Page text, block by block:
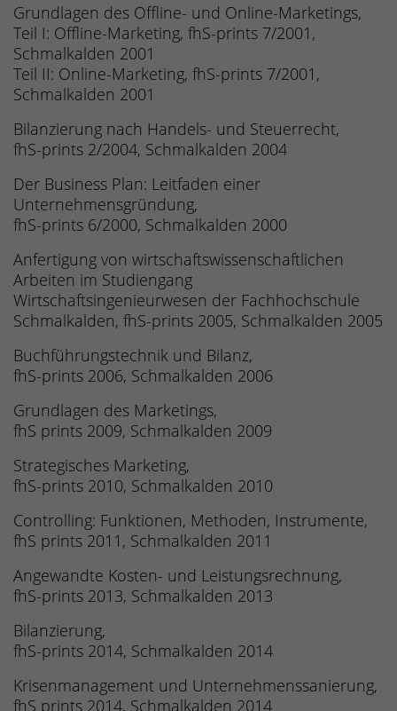
Grundlagen des Offline- und Online-Marketings,
Teil I: Offline-Marketing, fhS-prints 7/2001,
Schmalkalden 2001
Teil II: Online-Marketing, fhS-prints 7/2001,
Schmalkalden 2001
Bilanzierung nach Handels- und Steuerrecht,
fhS-prints 2/2004, Schmalkalden 2004
Der Business Plan: Leitfaden einer
Unternehmensgründung,
fhS-prints 6/2000, Schmalkalden 2000
Anfertigung von wirtschaftswissenschaftlichen
Arbeiten im Studiengang
Wirtschaftsingenieurwesen der Fachhochschule
Schmalkalden, fhS-prints 2005, Schmalkalden 2005
Buchführungstechnik und Bilanz,
fhS-prints 2006, Schmalkalden 2006
Grundlagen des Marketings,
fhS prints 2009, Schmalkalden 2009
Strategisches Marketing,
fhS-prints 2010, Schmalkalden 2010
Controlling: Funktionen, Methoden, Instrumente,
fhS prints 2011, Schmalkalden 2011
Angewandte Kosten- und Leistungsrechnung,
fhS-prints 2013, Schmalkalden 2013
Bilanzierung,
fhS-prints 2014, Schmalkalden 2014
Krisenmanagement und Unternehmenssanierung,
fhS prints 2014, Schmalkalden 2014